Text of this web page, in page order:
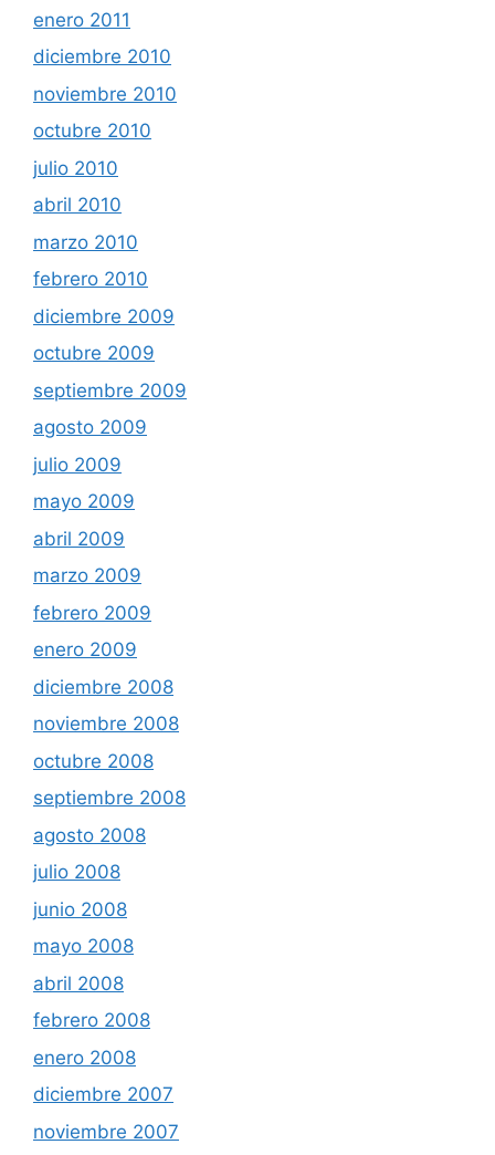
enero 2011
diciembre 2010
noviembre 2010
octubre 2010
julio 2010
abril 2010
marzo 2010
febrero 2010
diciembre 2009
octubre 2009
septiembre 2009
agosto 2009
julio 2009
mayo 2009
abril 2009
marzo 2009
febrero 2009
enero 2009
diciembre 2008
noviembre 2008
octubre 2008
septiembre 2008
agosto 2008
julio 2008
junio 2008
mayo 2008
abril 2008
febrero 2008
enero 2008
diciembre 2007
noviembre 2007